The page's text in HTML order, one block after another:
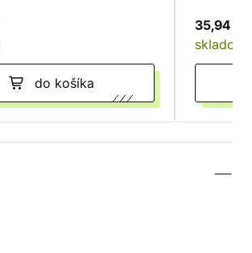
do košíka
35,94 €
skladom